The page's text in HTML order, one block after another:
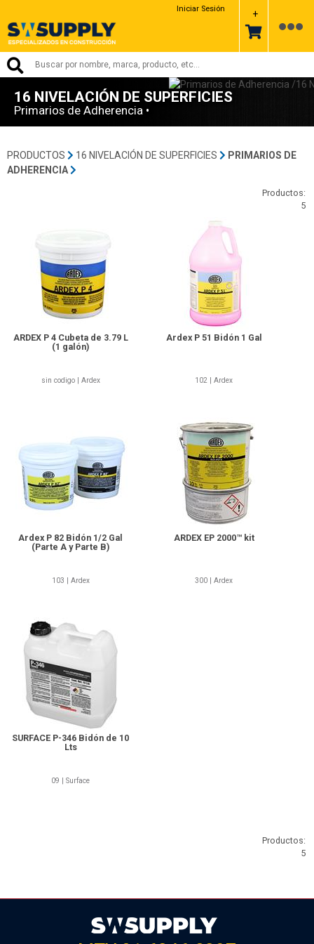
Iniciar Sesión +
16 NIVELACIÓN DE SUPERFICIES
Primarios de Adherencia •
PRODUCTOS 16 NIVELACIÓN DE SUPERFICIES
PRIMARIOS DE
ADHERENCIA
Productos:
5
ARDEX P 4 Cubeta de 3.79 L
(1 galón)
sin codigo | Ardex
Ardex P 51 Bidón 1 Gal
102 | Ardex
Ardex P 82 Bidón 1/2 Gal
(Parte A y Parte B)
103 | Ardex
ARDEX EP 2000™ kit
300 | Ardex
SURFACE P-346 Bidón de 10
Lts
09 | Surface
Productos:
5